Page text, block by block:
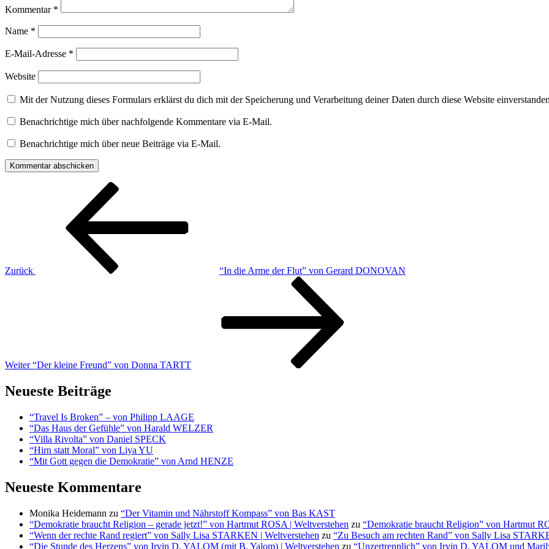
Kommentar *
Name *
E-Mail-Adresse *
Website
Mit der Nutzung dieses Formulars erklärst du dich mit der Speicherung und Verarbeitung deiner Daten durch diese Website
Benachrichtige mich über nachfolgende Kommentare via E-Mail.
Benachrichtige mich über neue Beiträge via E-Mail.
Beitragsnavigation
Zurück
“In die Arme der Flut” von Gerard DONOVAN
Weiter “Der kleine Freund” von Donna TARTT
Neueste Beiträge
“Travel Is Broken” – von Philipp LAAGE
“Das Haus der Gefühle” von Harald WELZER
“Villa Rivolta” von Daniel SPECK
“Hirn statt Moral” von Liya YU
“Mit Gott gegen die Demokratie” von Arnd HENZE
Neueste Kommentare
Monika Heidemann zu “Der Vitamin und Nährstoff Kompass” von Bas KAST
“Demokratie braucht Religion – gerade jetzt!” von Hartmut ROSA | Weltverstehen zu “Demokratie braucht Religion” von Hartmut
“Wenn der rechte Rand regiert” von Sally Lisa STARKEN | Weltverstehen zu “Zu Besuch am rechten Rand” von Sally Lisa
“Die Stunde des Herzens” von Irvin D. YALOM (mit B. Yalom) | Weltverstehen zu “Unzertrennlich” von Irvin D. YALOM und